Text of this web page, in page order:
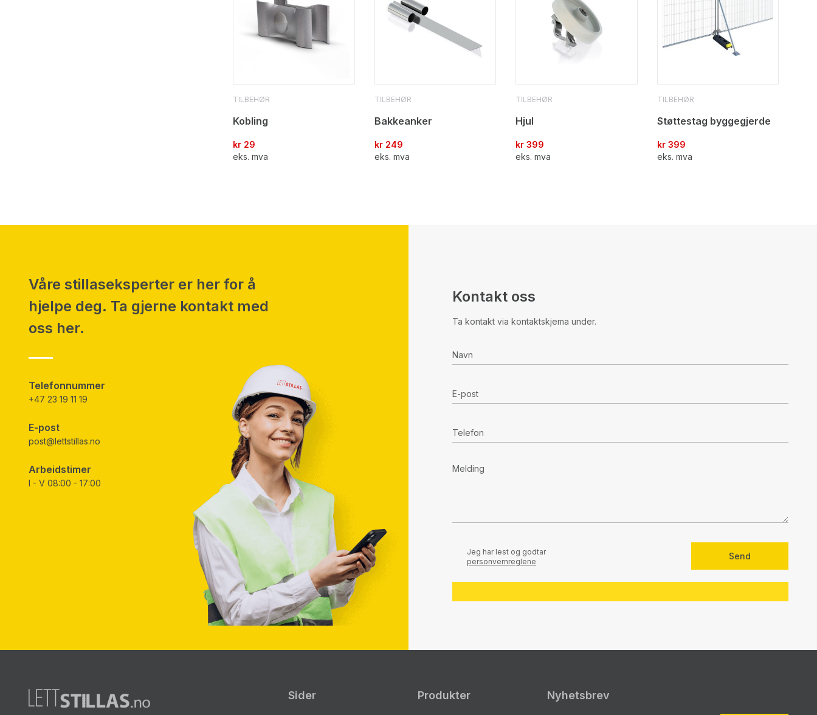
TILBEHØR
Kobling
kr 29
eks. mva
TILBEHØR
Bakkeanker
kr249
eks. mva
TILBEHØR
Hjul
kr 399
eks. mva
TILBEHØR
Støttestag byggegjerde
kr399
eks. mva
Våre stillaseksperter er her for å
hjelpe deg. Ta gjerne kontakt med
oss her.
Telefonnummer
+47 23 19 11 19
E-post
post@lettstillas.no
Arbeidstimer
I - V 08:00 - 17:00
Kontakt oss
Ta kontakt via kontaktskjema under.
Jeg har lest og godtar
personvernreglene
Sider Produkter Nyhetsbrev